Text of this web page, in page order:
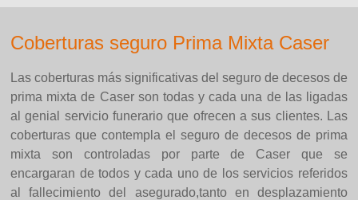
Coberturas seguro Prima Mixta Caser
Las coberturas más significativas del seguro de decesos de
prima mixta de Caser son todas y cada una de las ligadas
al genial servicio funerario que ofrecen a sus clientes. Las
coberturas que contempla el seguro de decesos de prima
mixta son controladas por parte de Caser que se
encargaran de todos y cada uno de los servicios referidos
al fallecimiento del asegurado,tanto en desplazamiento